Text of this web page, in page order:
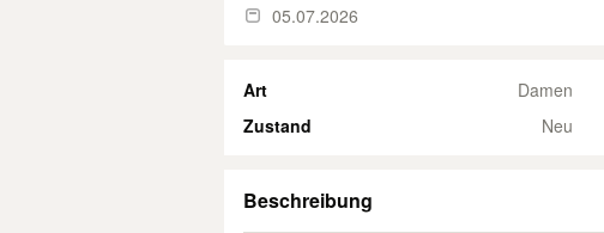
05.07.2026
Art Damen
Zustand
Neu
Beschreibung